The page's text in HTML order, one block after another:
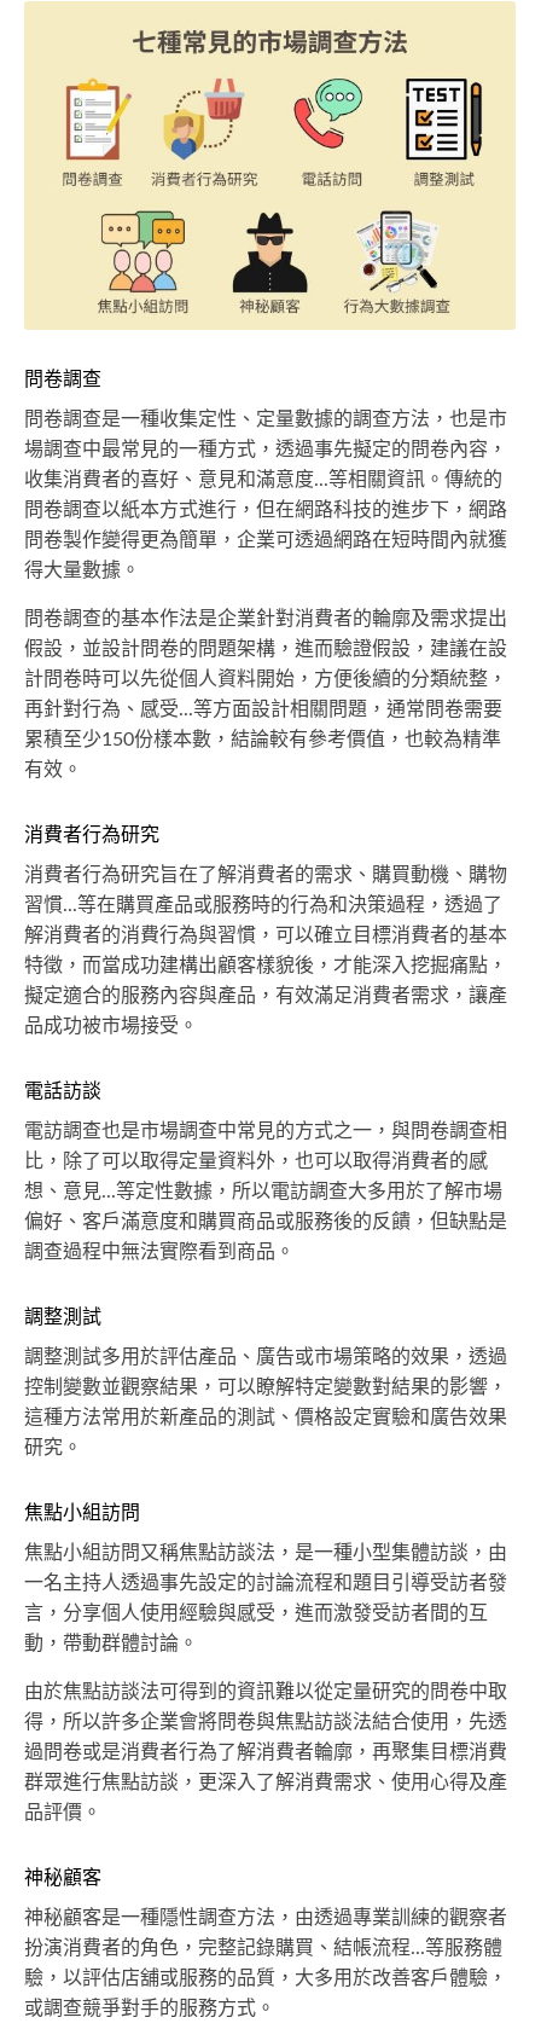
問卷調查
問卷調查是一種收集定性、定量數據的調查方法，也是市
場調查中最常見的一種方式，透過事先擬定的問卷內容，
收集消費者的喜好、意見和滿意度...等相關資訊。傳統的
問卷調查以紙本方式進行，但在網路科技的進步下，網路
問卷製作變得更為簡單，企業可透過網路在短時間內就獲
得大量數據。
問卷調查的基本作法是企業針對消費者的輪廓及需求提出
假設，並設計問卷的問題架構，進而驗證假設，建議在設
計問卷時可以先從個人資料開始，方便後續的分類統整，
再針對行為、感受...等方面設計相關問題，通常問卷需要
累積至少150份樣本數，結論較有參考價值，也較為精準
有效。
消費者行為研究
消費者行為研究旨在了解消費者的需求、購買動機、購物
習慣...等在購買產品或服務時的行為和決策過程，透過了
解消費者的消費行為與習慣，可以確立目標消費者的基本
特徵，而當成功建構出顧客樣貌後，才能深入挖掘痛點，
擬定適合的服務內容與產品，有效滿足消費者需求，讓產
品成功被市場接受。
電話訪談
電訪調查也是市場調查中常見的方式之一，與問卷調查相
比，除了可以取得定量資料外，也可以取得消費者的感
想、意見...等定性數據，所以電訪調查大多用於了解市場
偏好、客戶滿意度和購買商品或服務後的反饋，但缺點是
調查過程中無法實際看到商品。
調整測試
調整測試多用於評估產品、廣告或市場策略的效果，透過
控制變數並觀察結果，可以瞭解特定變數對結果的影響，
這種方法常用於新產品的測試、價格設定實驗和廣告效果
研究。
焦點小組訪問
焦點小組訪問又稱焦點訪談法，是一種小型集體訪談，由
一名主持人透過事先設定的討論流程和題目引導受訪者發
言，分享個人使用經驗與感受，進而激發受訪者間的互
動，帶動群體討論。
由於焦點訪談法可得到的資訊難以從定量研究的問卷中取
得，所以許多企業會將問卷與焦點訪談法結合使用，先透
過問卷或是消費者行為了解消費者輪廓，再聚集目標消費
群眾進行焦點訪談，更深入了解消費需求、使用心得及產
品評價。
神秘顧客
神秘顧客是一種隱性調查方法，由透過專業訓練的觀察者
扮演消費者的角色，完整記錄購買、結帳流程...等服務體
驗，以評估店舖或服務的品質，大多用於改善客戶體驗，
或調查競爭對手的服務方式。